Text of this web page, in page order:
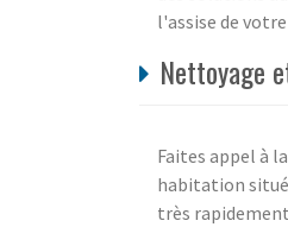
l'assise de
Nettoyage
Faites appel à
habitation
très